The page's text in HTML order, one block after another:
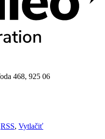
468, 925 06
RSS, Vytlačiť